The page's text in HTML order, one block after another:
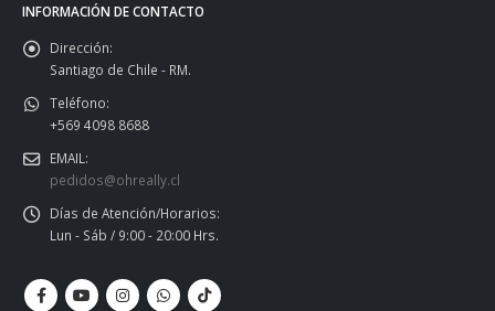
INFORMACIÓN DE CONTACTO
Dirección:
Santiago de Chile - RM.
Teléfono:
+569 4098 8688
EMAIL:
pedidos@ohreally.cl
Días de Atención/Horarios:
Lun - Sáb / 9:00 - 20:00 Hrs.